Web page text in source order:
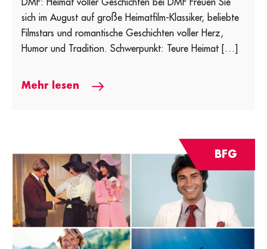
DMF: Heimat voller Geschichten bei DMF Freuen Sie
sich im August auf große Heimatfilm-Klassiker, beliebte
Filmstars und romantische Geschichten voller Herz,
Humor und Tradition. Schwerpunkt: Teure Heimat […]
Mehr lesen
BFG